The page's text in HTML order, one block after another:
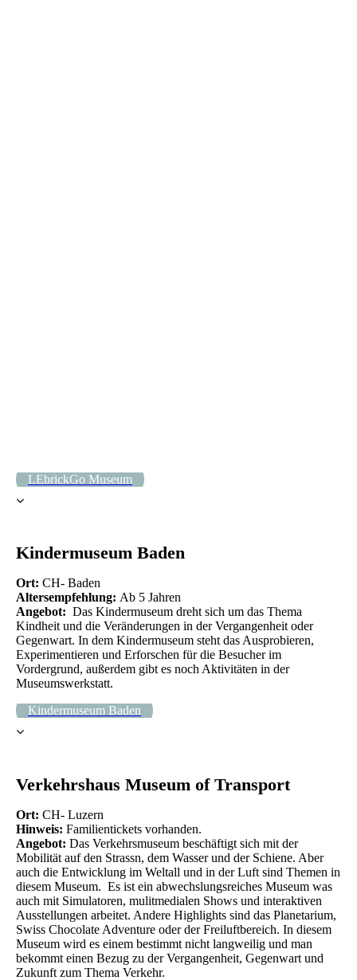
LEbrickGo Museum
Kindermuseum Baden
Ort: CH- Baden
Altersempfehlung: Ab 5 Jahren
Angebot: Das Kindermuseum dreht sich um das Thema
Kindheit und die Veränderungen in der Vergangenheit oder
Gegenwart. In dem Kindermuseum steht das Ausprobieren,
Experimentieren und Erforschen für die Besucher im
Vordergrund, außerdem gibt es noch Aktivitäten in der
Museumswerkstatt.
Kindermuseum Baden
Verkehrshaus Museum of Transport
Ort: CH- Luzern
Hinweis: Familientickets vorhanden.
Angebot: Das Verkehrsmuseum beschäftigt sich mit der
Mobilität auf den Strassn, dem Wasser und der Schiene. Aber
auch die Entwicklung im Weltall und in der Luft sind Themen in
diesem Museum. Es ist ein abwechslungsreiches Museum was
auch mit Simulatoren, mulitmedialen Shows und interaktiven
Ausstellungen arbeitet. Andere Highlights sind das Planetarium,
Swiss Chocolate Adventure oder der Freiluftbereich. In diesem
Museum wird es einem bestimmt nicht langweilig und man
bekommt einen Bezug zu der Vergangenheit, Gegenwart und
Zukunft zum Thema Verkehr.